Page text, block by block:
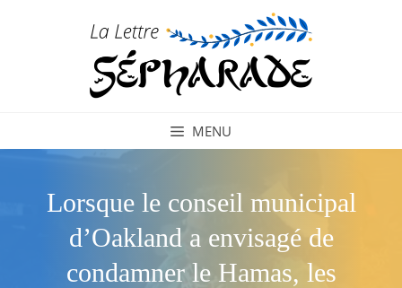
MENU
Lorsque le conseil municipal
d’Oakland a envisagé de
condamner le Hamas, les